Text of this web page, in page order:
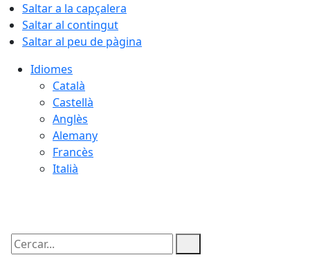
Saltar a la capçalera
Saltar al contingut
Saltar al peu de pàgina
Idiomes
Català
Castellà
Anglès
Alemany
Francès
Italià
Cercar: